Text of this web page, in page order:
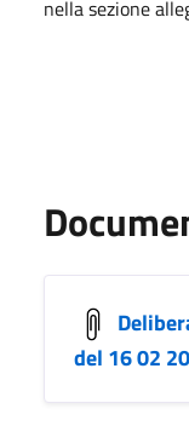
nella sezione
del 16 02